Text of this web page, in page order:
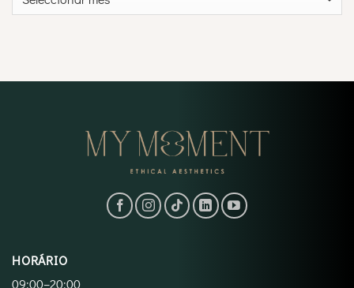
HORÁRIO
09:00–20:00